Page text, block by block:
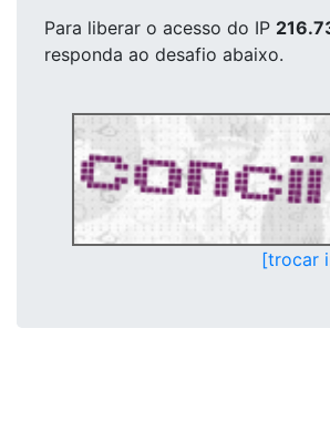
Para liberar o acesso do IP
responda ao desafio abaixo.
[trocar